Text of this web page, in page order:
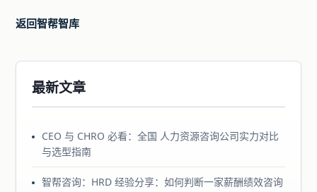
返回智帮智库
最新文章
CEO 与 CHRO 必看：全国 人力资源咨询公司实力对比
与选型指南
智帮咨询：HRD 经验分享：如何判断一家薪酬绩效咨询